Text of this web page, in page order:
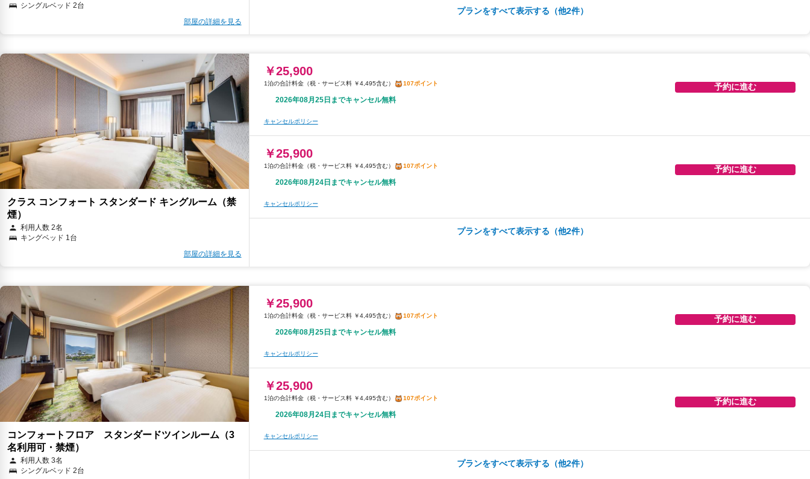
シングルベッド 2台
部屋の詳細を見る
キャンセルポリシー
￥28,500
キャンセルポリシー
プランをすべて表示する（他2件）
クラス コンフォート スタンダード キングルーム（禁
煙）
利用人数 2名
キングベッド 1台
部屋の詳細を見る
￥25,900
税・サービス料 ￥4,495含む 107ポイント
2026年08月25日までキャンセル無料
キャンセルポリシー
予約に進む
￥25,900
税・サービス料 ￥4,495含む 107ポイント
2026年08月24日までキャンセル無料
キャンセルポリシー
予約に進む
キャンセルポリシー
￥29,100
キャンセルポリシー
プランをすべて表示する（他2件）
コンフォートフロア スタンダードツインルーム（3
名利用可・禁煙）
利用人数 3名
シングルベッド 2台
￥25,900
税・サービス料 ￥4,495含む 107ポイント
2026年08月25日までキャンセル無料
キャンセルポリシー
予約に進む
￥25,900
税・サービス料 ￥4,495含む 107ポイント
2026年08月24日までキャンセル無料
キャンセルポリシー
予約に進む
プランをすべて表示する（他2件）